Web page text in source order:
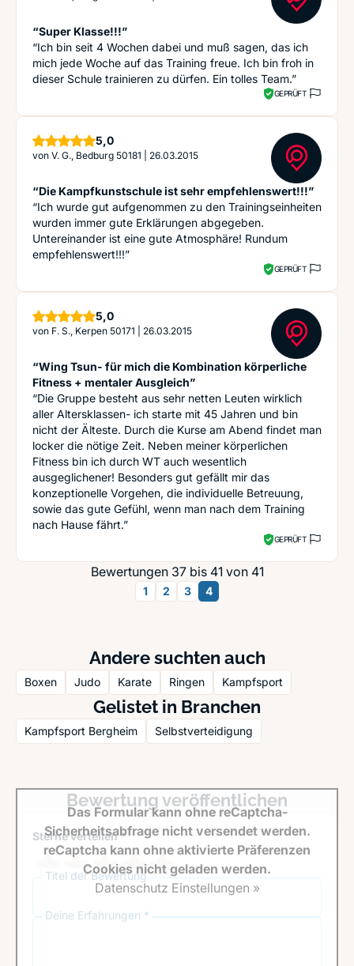
“Super Klasse!!!”
“Ich bin seit 4 Wochen dabei und muß sagen, das ich
mich jede Woche auf das Training freue. Ich bin froh in
dieser Schule trainieren zu dürfen. Ein tolles Team.”
GEPRÜFT
5,0Sterne
von V. G., Bedburg 50181 26.03.2015
“Die Kampfkunstschule ist sehr empfehlenswert!!!”
“Ich wurde gut aufgenommen zu den Trainingseinheiten
wurden immer gute Erklärungen abgegeben.
Untereinander ist eine gute Atmosphäre! Rundum
empfehlenswert!!!”
GEPRÜFT
5,0Sterne
von F. S., Kerpen 50171 26.03.2015
“Wing Tsun- für mich die Kombination körperliche
Fitness + mentaler Ausgleich”
“Die Gruppe besteht aus sehr netten Leuten wirklich
aller Altersklassen- ich starte mit 45 Jahren und bin
nicht der Älteste. Durch die Kurse am Abend findet man
locker die nötige Zeit. Neben meiner körperlichen
Fitness bin ich durch WT auch wesentlich
ausgeglichener! Besonders gut gefällt mir das
konzeptionelle Vorgehen, die individuelle Betreuung,
sowie das gute Gefühl, wenn man nach dem Training
nach Hause fährt.”
GEPRÜFT
Bewertungen 37 bis 41 von 41
1 2 3 4
Andere suchten auch
Boxen Judo Karate Ringen Kampfsport
Gelistet in Branchen
Kampfsport Bergheim Selbstverteidigung
Bewertung veröffentlichen
Sterne verteilen *
Titel der Bewertung
Deine Erfahrungen *
Das Formular kann ohne reCaptcha-
Sicherheitsabfrage nicht versendet werden.
reCaptcha kann ohne aktivierte Präferenzen
Cookies nicht geladen werden.
Datenschutz Einstellungen »